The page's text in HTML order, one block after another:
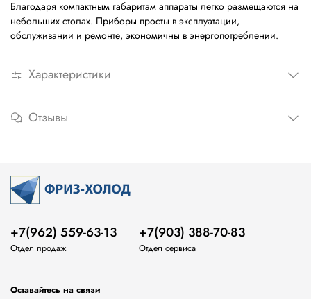
Благодаря компактным габаритам аппараты легко размещаются на
небольших столах. Приборы просты в эксплуатации,
обслуживании и ремонте, экономичны в энергопотреблении.
Характеристики
Отзывы
+7(962) 559-63-13
Отдел продаж
+7(903) 388-70-83
Отдел сервиса
Оставайтесь на связи